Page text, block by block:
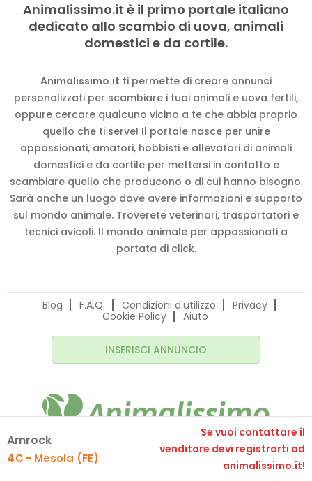
Amrock
4€ - Mesola (FE)
Se vuoi contattare il
venditore devi registrarti ad
animalissimo.it!
Animalissimo.it è il primo portale italiano
dedicato allo scambio di uova, animali
domestici e da cortile.
Animalissimo.it ti permette di creare annunci
personalizzati per scambiare i tuoi animali e uova fertili,
oppure cercare qualcuno vicino a te che abbia proprio
quello che ti serve! Il portale nasce per unire
appassionati, amatori, hobbisti e allevatori di animali
domestici e da cortile per mettersi in contatto e
scambiare quello che producono o di cui hanno bisogno.
Sarà anche un luogo dove avere informazioni e supporto
sul mondo animale. Troverete veterinari, trasportatori e
tecnici avicoli. Il mondo animale per appassionati a
portata di click.
Blog F.A.Q. Condizioni d'utilizzo
Privacy
Cookie Policy
Aiuto
INSERISCI ANNUNCIO
© 2020 Animalissimo.it - P.IVA 04582550275
Made with
comunicafacile.eu